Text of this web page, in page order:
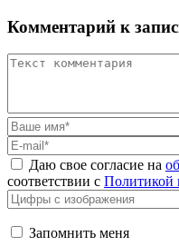
Комментарий к
Даю свое согласие на
соответствии с Политикой
Запомнить меня